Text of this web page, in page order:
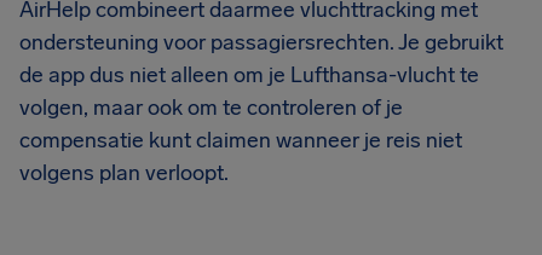
AirHelp combineert daarmee vluchttracking met
ondersteuning voor passagiersrechten. Je gebruikt
de app dus niet alleen om je Lufthansa-vlucht te
volgen, maar ook om te controleren of je
compensatie kunt claimen wanneer je reis niet
volgens plan verloopt.